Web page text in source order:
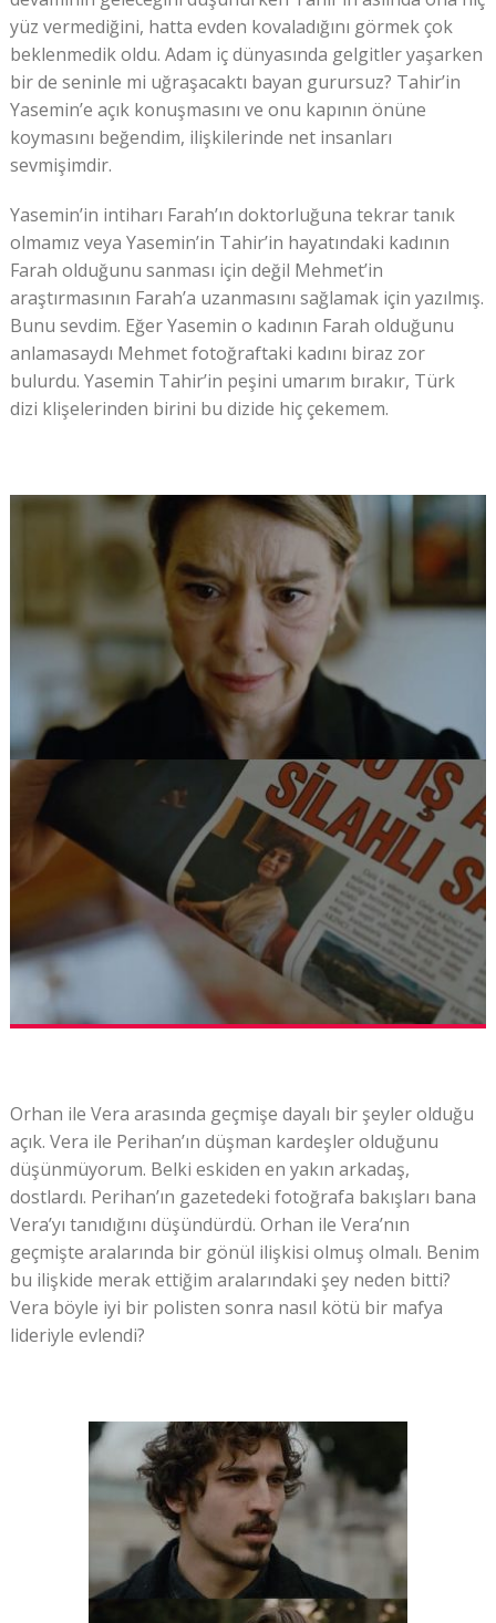
yüz vermediğini, hatta evden kovaladığını görmek çok
beklenmedik oldu. Adam iç dünyasında gelgitler yaşarken
bir de seninle mi uğraşacaktı bayan gurursuz? Tahir’in
Yasemin’e açık konuşmasını ve onu kapının önüne
koymasını beğendim, ilişkilerinde net insanları
sevmişimdir.
Yasemin’in intiharı Farah’ın doktorluğuna tekrar tanık
olmamız veya Yasemin’in Tahir’in hayatındaki kadının
Farah olduğunu sanması için değil Mehmet’in
araştırmasının Farah’a uzanmasını sağlamak için yazılmış.
Bunu sevdim. Eğer Yasemin o kadının Farah olduğunu
anlamasaydı Mehmet fotoğraftaki kadını biraz zor
bulurdu. Yasemin Tahir’in peşini umarım bırakır, Türk
dizi klişelerinden birini bu dizide hiç çekemem.
Orhan ile Vera arasında geçmişe dayalı bir şeyler olduğu
açık. Vera ile Perihan’ın düşman kardeşler olduğunu
düşünmüyorum. Belki eskiden en yakın arkadaş,
dostlardı. Perihan’ın gazetedeki fotoğrafa bakışları bana
Vera’yı tanıdığını düşündürdü. Orhan ile Vera’nın
geçmişte aralarında bir gönül ilişkisi olmuş olmalı. Benim
bu ilişkide merak ettiğim aralarındaki şey neden bitti?
Vera böyle iyi bir polisten sonra nasıl kötü bir mafya
lideriyle evlendi?